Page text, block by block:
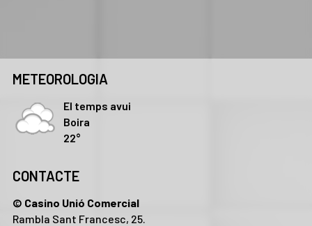
METEOROLOGIA
El temps avui
Boira
22°
CONTACTE
© Casino Unió Comercial
Rambla Sant Francesc, 25.